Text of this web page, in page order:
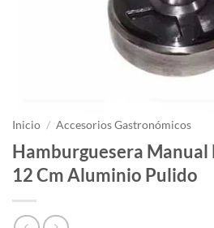
Inicio / Accesorios Gastronómicos
Hamburguesera Manual
12 Cm Aluminio Pulido